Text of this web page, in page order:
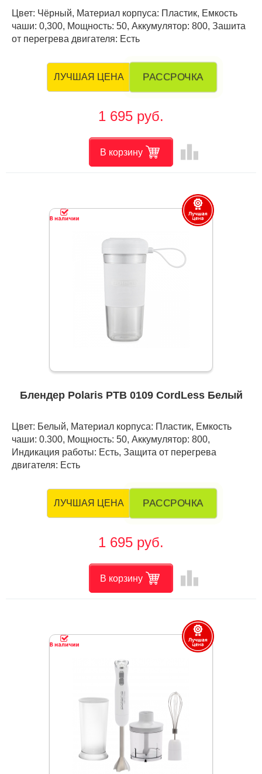
Цвет: Чёрный, Материал корпуса: Пластик, Емкость
чаши: 0,300, Мощность: 50, Аккумулятор: 800, Зашита
от перегрева двигателя: Есть
ЛУЧШАЯ ЦЕНА РАССРОЧКА
1 695 руб.
В корзину leaderboard
Блендер Polaris PTB 0109 CordLess Белый
Цвет: Белый, Материал корпуса: Пластик, Емкость
чаши: 0.300, Мощность: 50, Аккумулятор: 800,
Индикация работы: Есть, Защита от перегрева
двигателя: Есть
ЛУЧШАЯ ЦЕНА РАССРОЧКА
1 695 руб.
В корзину leaderboard